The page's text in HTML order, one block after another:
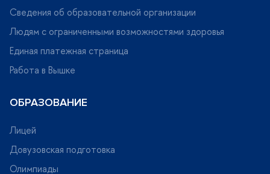
Сведения об образовательной организации
Людям с ограниченными возможностями здоровья
Единая платежная страница
Работа в Вышке
ОБРАЗОВАНИЕ
Лицей
Довузовская подготовка
Олимпиады